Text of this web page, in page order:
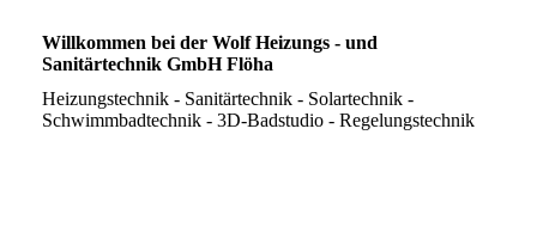
Willkommen bei der Wolf Heizungs - und
Sanitärtechnik GmbH Flöha
Heizungstechnik - Sanitärtechnik - Solartechnik -
Schwimmbadtechnik - 3D-Badstudio - Regelungstechnik